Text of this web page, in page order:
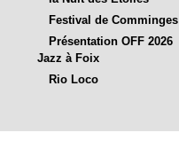
Festival de Comminges
Présentation OFF 2026
Jazz à Foix
Rio Loco